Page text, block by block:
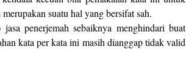
suatu hal yang bersifat sah.
penerjemah sebaiknya menghindari buat
kata per kata ini masih dianggap tidak valid